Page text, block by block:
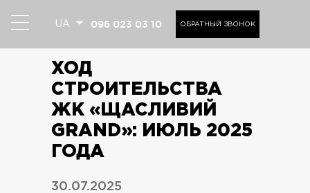
UA 096 023 03 10 ОБРАТНЫЙ ЗВОНОК
ХОД
СТРОИТЕЛЬСТВА
ЖК «ЩАСЛИВИЙ
GRAND»: ИЮЛЬ 2025
ГОДА
30.07.2025